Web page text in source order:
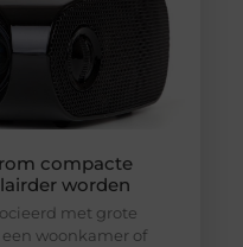
compacte
worden
met grote
woonkamer of